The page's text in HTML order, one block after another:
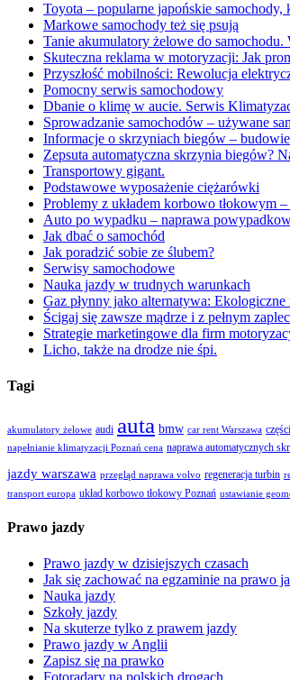
Toyota – popularne japońskie samochody,
Markowe samochody też się psują
Tanie akumulatory żelowe do
Skuteczna reklama w motoryzacji: Jak
Przyszłość mobilności: Rewolucja
Pomocny serwis samochodowy
Dbanie o klimę w aucie. Serwis
Sprowadzanie samochodów – używane
Informacje o skrzyniach biegów –
Zepsuta automatyczna skrzynia biegów?
Transportowy gigant.
Podstawowe wyposażenie ciężarówki
Problemy z układem korbowo tłokowym
Auto po wypadku – naprawa
Jak dbać o samochód
Jak poradzić sobie ze ślubem?
Serwisy samochodowe
Nauka jazdy w trudnych warunkach
Gaz płynny jako alternatywa:
Ścigaj się zawsze mądrze i z pełnym
Strategie marketingowe dla firm
Licho, także na drodze nie śpi.
Tagi
akumulatory żelowe audi auta bmw car rent Warszawa
napełnianie klimatyzacji Poznań cena naprawa automatycznych
jazdy warszawa przegląd naprawa volvo regeneracja turbin
transport europa układ korbowo tłokowy Poznań ustawianie
Prawo jazdy
Prawo jazdy w dzisiejszych czasach
Jak się zachować na egzaminie na prawo
Nauka jazdy
Szkoły jazdy
Na skuterze tylko z prawem jazdy
Prawo jazdy w Anglii
Zapisz się na prawko
Fotoradary na polskich drogach